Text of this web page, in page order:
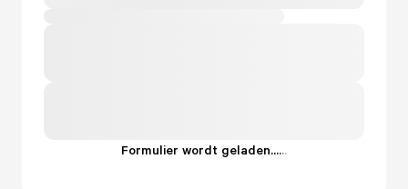
Formulier wordt geladen......